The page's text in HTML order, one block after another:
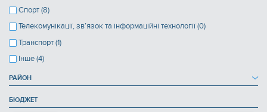
Спорт (8)
Телекомунікації, зв’язок та інформаційні технології (0)
Транспорт (1)
Інше (4)
РАЙОН
БЮДЖЕТ